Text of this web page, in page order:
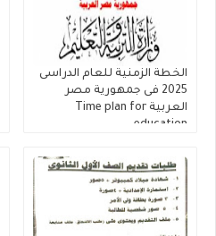
الخطة الزمنية للعام الدراسى
2025 فى جمهورية مصر
العربية Time plan for
education